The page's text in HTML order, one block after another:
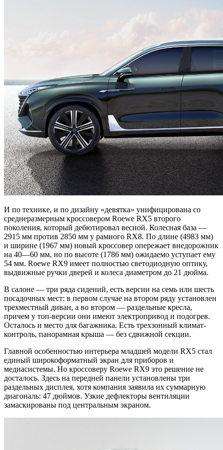
И по технике, и по дизайну «девятка» унифицирована со
среднеразмерным кроссовером Roewe RX5 второго
поколения, который дебютировал весной. Колесная база —
2915 мм против 2850 мм у рамного RX8. По длине (4983 мм)
и ширине (1967 мм) новый кроссовер опережает внедорожник
на 40—60 мм, но по высоте (1786 мм) ожидаемо уступает ему
54 мм. Roewe RX9 имеет полностью светодиодную оптику,
выдвижные ручки дверей и колеса диаметром до 21 дюйма.
В салоне — три ряда сидений, есть версии на семь или шесть
посадочных мест: в первом случае на втором ряду установлен
трехместный диван, а во втором — раздельные кресла,
причем у топ-версии они имеют электропривод и подогрев.
Осталось и место для багажника. Есть трехзонный климат-
контроль, панорамная крыша — без сдвижной секции.
Главной особенностью интерьера младшей модели RX5 стал
единый широкоформатный экран для приборов и
медиасистемы. Но кроссоверу Roewe RX9 это решение не
досталось. Здесь на передней панели установлены три
раздельных дисплея, хотя компания заявила их суммарную
диагональ: 47 дюймов. Узкие дефлекторы вентиляции
замаскированы под центральным экраном.